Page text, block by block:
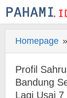
Skip
to
Homepage »
Profil
Bandung
Lagi Usai